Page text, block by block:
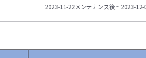
2023-11-22メンテナンス後 ~ 2023-